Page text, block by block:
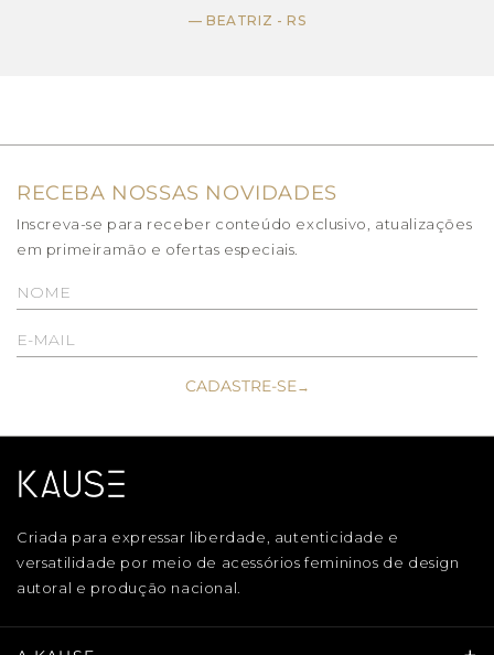
— BEATRIZ - RS
RECEBA NOSSAS NOVIDADES
Inscreva-se para receber conteúdo exclusivo, atualizações
em primeiramão e ofertas especiais.
CADASTRE-SE→
Criada para expressar liberdade, autenticidade e
versatilidade por meio de acessórios femininos de design
autoral e produção nacional.